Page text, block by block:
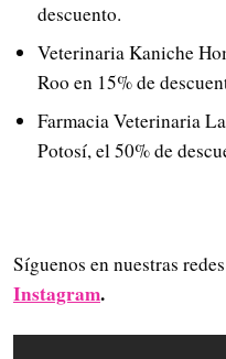
descuento.
Veterinaria Kaniche
Roo en 15% de
Farmacia Veterinaria
Potosí, el 50% de
Síguenos en nuestras
Instagram.